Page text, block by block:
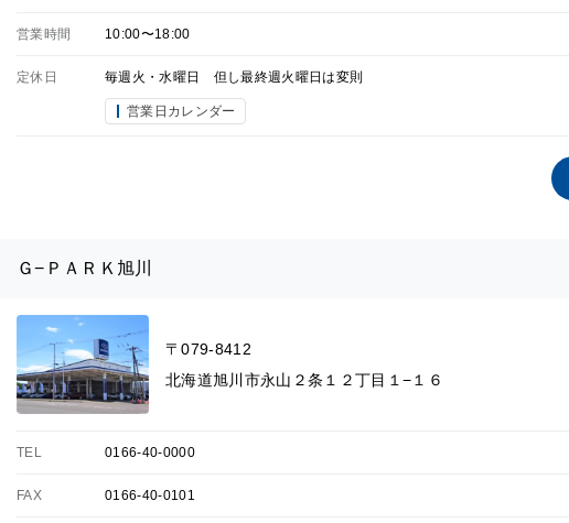
営業時間 10:00〜18:00
定休日 毎週火・水曜日 但し最終週火曜日は変則
営業日カレンダー
Ｇ−ＰＡＲＫ旭川
〒079-8412
北海道旭川市永山２条１２丁目１−１６
TEL 0166-40-0000
FAX 0166-40-0101